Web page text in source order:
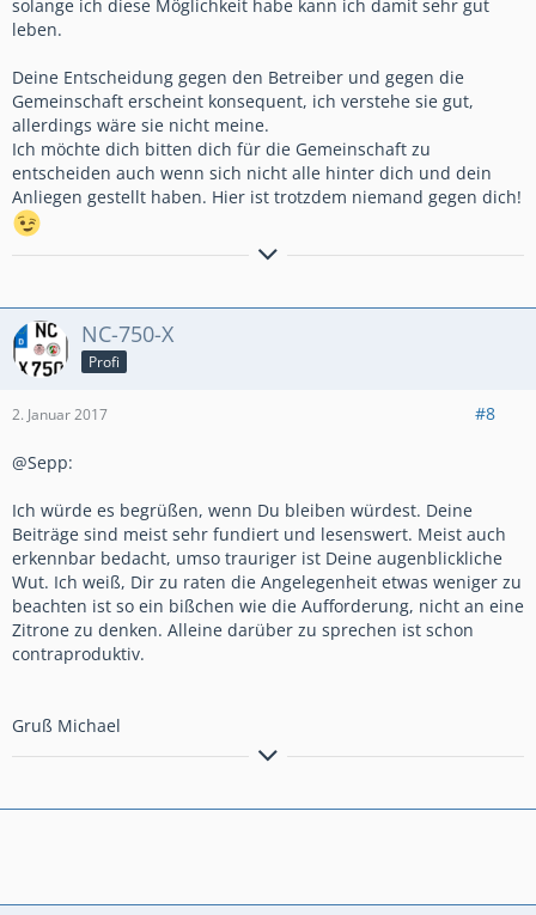
solange ich diese Möglichkeit habe kann ich damit sehr gut
leben.
Deine Entscheidung gegen den Betreiber und gegen die
Gemeinschaft erscheint konsequent, ich verstehe sie gut,
allerdings wäre sie nicht meine.
Ich möchte dich bitten dich für die Gemeinschaft zu
entscheiden auch wenn sich nicht alle hinter dich und dein
Anliegen gestellt haben. Hier ist trotzdem niemand gegen dich!
"Das Widerlegen von Schwachsinn erfordert eine Größenordnung mehr
(Brandolinis Gesetz, auch Bullshit-Asymmetrie-Prinzip genannt)
NC-750-X
Profi
2. Januar 2017 #8
@Sepp:
Ich würde es begrüßen, wenn Du bleiben würdest. Deine
Beiträge sind meist sehr fundiert und lesenswert. Meist auch
erkennbar bedacht, umso trauriger ist Deine augenblickliche
Wut. Ich weiß, Dir zu raten die Angelegenheit etwas weniger zu
beachten ist so ein bißchen wie die Aufforderung, nicht an eine
Zitrone zu denken. Alleine darüber zu sprechen ist schon
contraproduktiv.
Gruß Michael
Mein Durchschnittsverbrauch: